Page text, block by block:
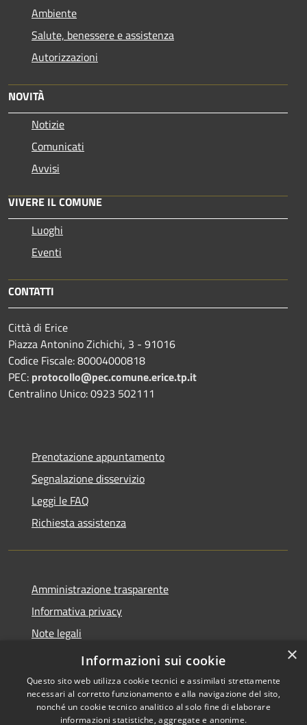
Ambiente
Salute, benessere e assistenza
Autorizzazioni
NOVITÀ
Notizie
Comunicati
Avvisi
VIVERE IL COMUNE
Luoghi
Eventi
CONTATTI
Città di Erice
Piazza Antonino Zichichi, 3 - 91016
Codice Fiscale: 80004000818
PEC: protocollo@pec.comune.erice.tp.it
Centralino Unico: 0923 502111
Prenotazione appuntamento
Segnalazione disservizio
Leggi le FAQ
Richiesta assistenza
Amministrazione trasparente
Informativa privacy
Note legali
Dichiarazione di accessibilità
×
Informazioni sui cookie
Questo sito web utilizza cookie tecnici e assimilati strettamente
necessari al corretto funzionamento e alla navigazione del sito,
nonché un cookie tecnico analitico al solo fine di elaborare
informazioni statistiche, aggregate e anonime.